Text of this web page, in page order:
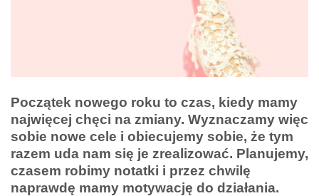
Początek nowego roku to czas, kiedy mamy
najwięcej chęci na zmiany. Wyznaczamy więc
sobie nowe cele i obiecujemy sobie, że tym
razem uda nam się je zrealizować. Planujemy,
czasem robimy notatki i przez chwilę
naprawdę mamy motywację do działania.